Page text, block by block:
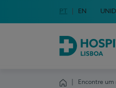
Escolha o seu
Idioma em
PT English
EN
Hospital da
Encontre um